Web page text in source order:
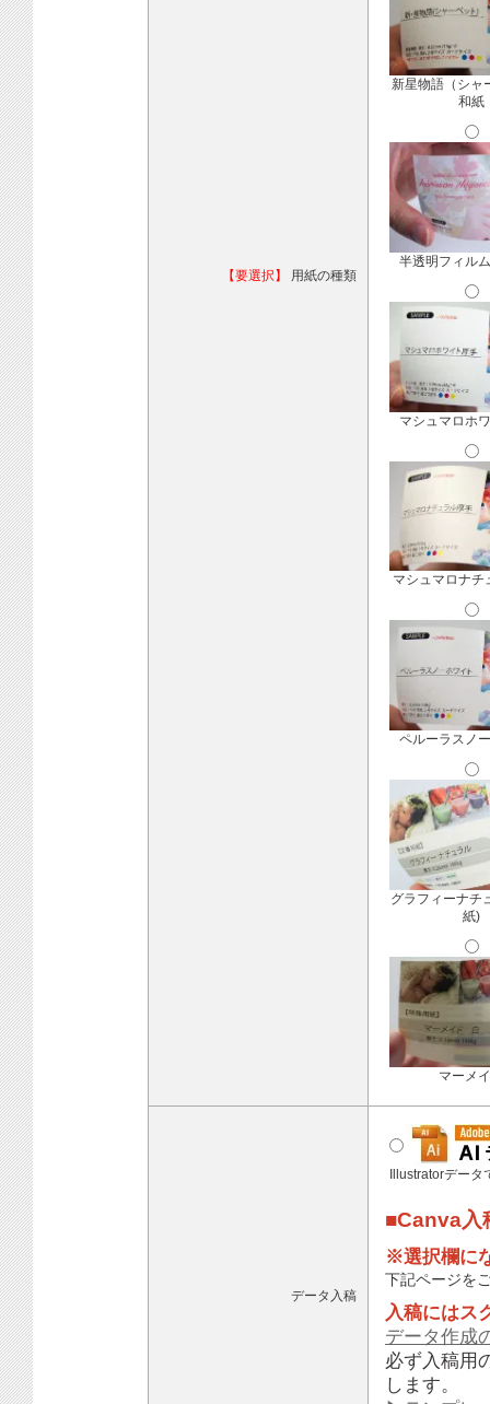
【要選択】 用紙の種類
新星物語（シャ
和紙
半透明フィル
マシュマロホ
マシュマロナチ
ペルーラスノ
グラフィーナチ
紙)
マーメ
データ入稿
Illustratorデータ
■Canva入
※選択欄に
下記ページを
入稿にはス
データ作成
必ず入稿用
します。